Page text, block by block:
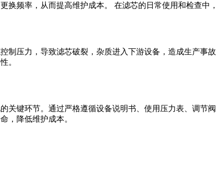
换频率，从而提高维护成本。 在滤芯的日常使用和检查中
制压力，导致滤芯破裂，杂质进入下游设备，造成生产事
。
关键环节。通过严格遵循设备说明书、使用压力表、调节
，降低维护成本。